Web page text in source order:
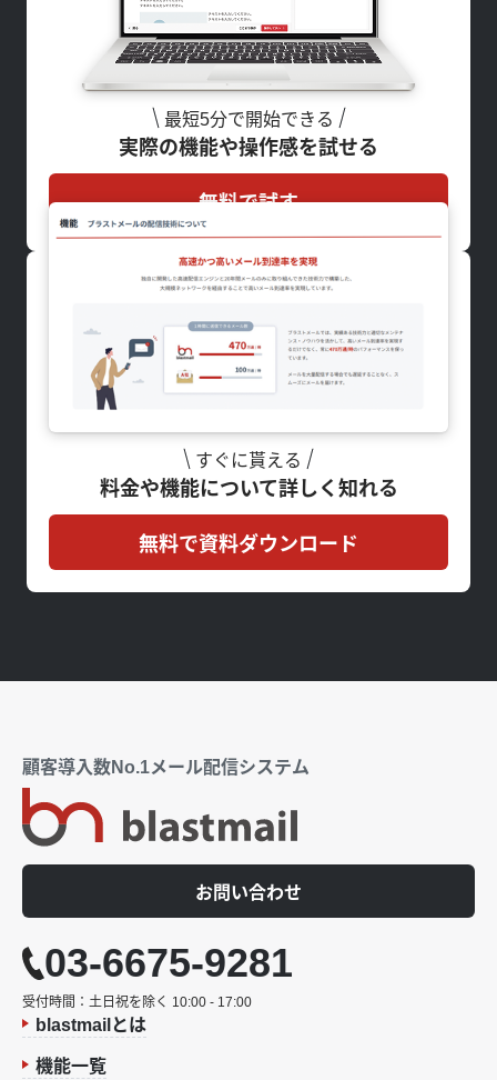
最短5分で開始できる
実際の機能や操作感を試せる
無料で試す
すぐに貰える
料金や機能について詳しく知れる
無料で資料ダウンロード
顧客導入数No.1メール配信システム
お問い合わせ
03-6675-9281
受付時間：土日祝を除く 10:00 - 17:00
blastmailとは
機能一覧